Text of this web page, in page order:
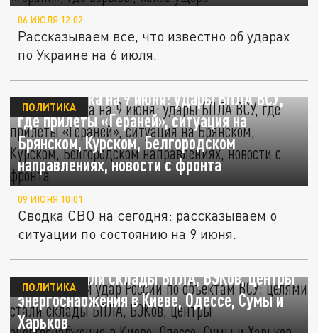
06 ИЮЛЯ 12:02
Рассказываем все, что известно об ударах
по Украине на 6 июля.
СВО – сводка на 9 июня: удары БПЛА ВСУ,
где прилеты «Гераней», ситуация на
Брянском, Курском, Белгородском
направлениях, новости с фронта
ПОЛИТИКА
09 ИЮНЯ 10:01
Сводка СВО на сегодня: рассказываем о
ситуации по состоянию на 9 июня.
Сильнейший удар России по объектам ВСУ:
целями стали склады БПЛА, БЭКов, центры
энергоснабжения в Киеве, Одессе, Сумы и
Харьков
ПОЛИТИКА